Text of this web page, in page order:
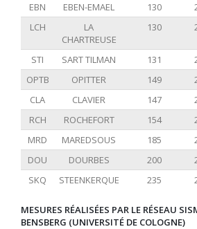
EBN
EBEN-EMAEL 130
LCH
LA
CHARTREUSE
130
STI SART TILMAN 131
OPTB
OPITTER 149
CLA
CLAVIER 147
RCH
ROCHEFORT 154
MRD
MAREDSOUS 185
DOU
DOURBES 200
SKQ
STEENKERQUE 235
MESURES RÉALISÉES PAR LE RÉSEAU
BENSBERG (UNIVERSITÉ DE COLOGNE)